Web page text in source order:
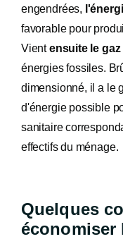
engendrées,
favorable pour
Vientensuite le gaz
énergies fossiles.
dimensionné, il a le
d'énergie possible
sanitaire
effectifs du ménage.
Quelques
économiser